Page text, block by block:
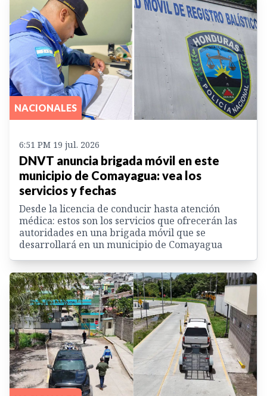
NACIONALES
6:51 PM 19 jul. 2026
DNVT anuncia brigada móvil en este
municipio de Comayagua: vea los
servicios y fechas
Desde la licencia de conducir hasta atención
médica: estos son los servicios que ofrecerán las
autoridades en una brigada móvil que se
desarrollará en un municipio de Comayagua